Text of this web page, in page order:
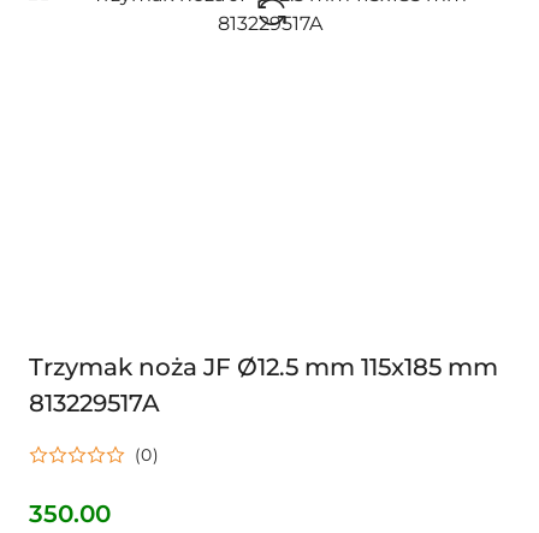
Trzymak noża JF Ø12.5 mm 115x185 mm
813229517A
(0)
350.00